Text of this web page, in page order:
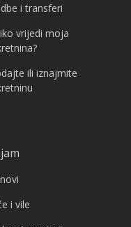
i transferi
vrijedi moja
ili iznajmite
i vile